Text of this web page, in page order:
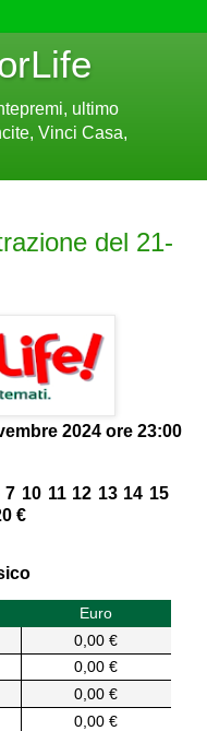
ultimo
Vinci Casa,
del 21-
2024 ore 23:00
7 10 11 12 13 14 15
€
Euro
0,00 €
0,00 €
0,00 €
0,00 €